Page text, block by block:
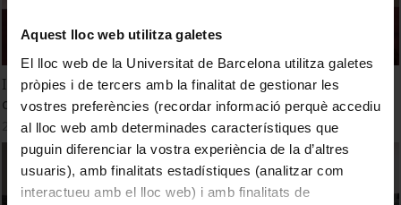
Aquest lloc web utilitza galetes
El lloc web de la Universitat de Barcelona utilitza galetes
pròpies i de tercers amb la finalitat de gestionar les
vostres preferències (recordar informació perquè accediu
al lloc web amb determinades característiques que
puguin diferenciar la vostra experiència de la d’altres
usuaris), amb finalitats estadístiques (analitzar com
interactueu amb el lloc web) i amb finalitats de
Inauguració de la Jornada sobre creació, formació i
compromís social
25 novembre, 2022